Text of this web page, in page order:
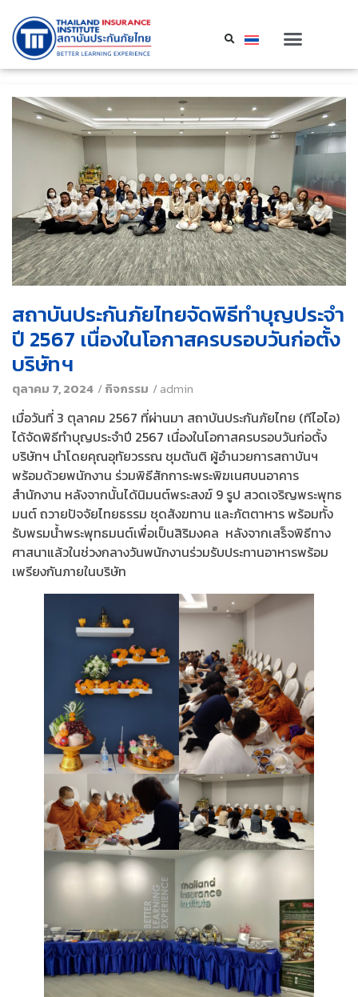
สถาบันประกันภัยไทยจัดพิธีทำบุญประจำ
ปี 2567 เนื่องในโอกาสครบรอบวันก่อตั้ง
บริษัทฯ
ตุลาคม 7, 2024 /กิจกรรม /admin
เมื่อวันที่ 3 ตุลาคม 2567 ที่ผ่านมา สถาบันประกันภัยไทย (ทีไอไอ)
ได้จัดพิธีทำบุญประจำปี 2567 เนื่องในโอกาสครบรอบวันก่อตั้ง
บริษัทฯ นำโดยคุณอุทัยวรรณ ชุมตันติ ผู้อำนวยการสถาบันฯ
พร้อมด้วยพนักงาน ร่วมพิธีสักการะพระพิฆเนศบนอาคาร
สำนักงาน หลังจากนั้นได้นิมนต์พระสงฆ์ 9 รูป สวดเจริญพระพุทธ
มนต์ ถวายปัจจัยไทยธรรม ชุดสังฆทาน และภัตตาหาร พร้อมทั้ง
รับพรมน้ำพระพุทธมนต์เพื่อเป็นสิริมงคล หลังจากเสร็จพิธีทาง
ศาสนาแล้วในช่วงกลางวันพนักงานร่วมรับประทานอาหารพร้อม
เพรียงกันภายในบริษัท